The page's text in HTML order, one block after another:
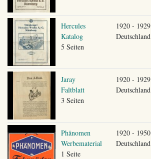
Hercules
Katalog
5 Seiten
1920 - 1929
Deutschland
Jaray
Faltblatt
3 Seiten
1920 - 1929
Deutschland
Phänomen
Werbematerial
1 Seite
1920 - 1950
Deutschland